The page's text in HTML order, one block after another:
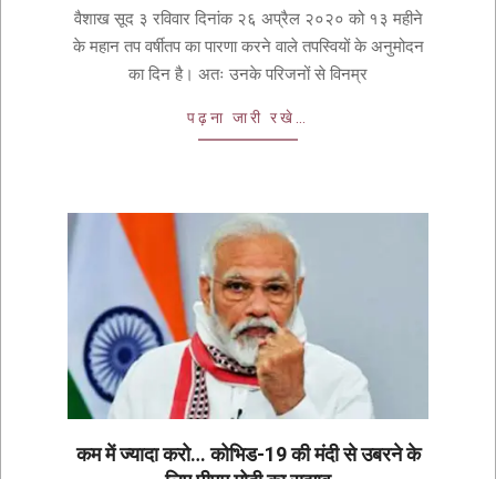
वैशाख सूद ३ रविवार दिनांक २६ अप्रैल २०२० को १३ महीने
के महान तप वर्षीतप का पारणा करने वाले तपस्वियों के अनुमोदन
का दिन है। अतः उनके परिजनों से विनम्र
पढ़ना जारी रखे…
कम में ज्यादा करो… कोभिड-19 की मंदी से उबरने के